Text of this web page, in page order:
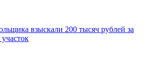
взыскали 200 тысяч рублей за